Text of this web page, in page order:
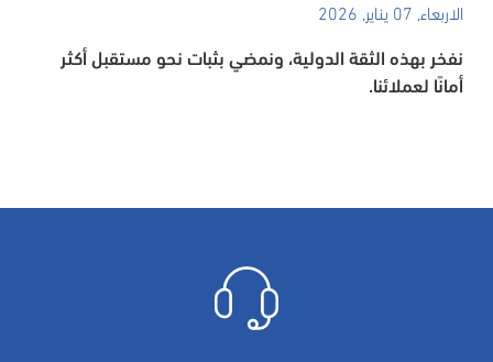
الاربعاء, 07 يناير, 2026
نفخر بهذه الثقة الدولية، ونمضي بثبات نحو مستقبل أكثر
أمانًا لعملائنا.